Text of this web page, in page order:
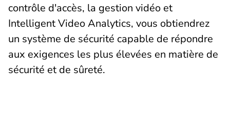
contrôle d'accès, la gestion vidéo et
Intelligent Video Analytics, vous obtiendrez
un système de sécurité capable de répondre
aux exigences les plus élevées en matière de
sécurité et de sûreté.